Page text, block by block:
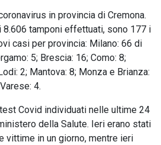
in provincia di Cremona.
8.606 tamponi effettuati, sono 177 i
casi per provincia: Milano: 66 di
5; Brescia: 16; Como: 8;
2; Mantova: 8; Monza e Brianza:
4.
Covid individuati nelle ultime 24
della Salute. Ieri erano stati
vittime in un giorno, mentre ieri